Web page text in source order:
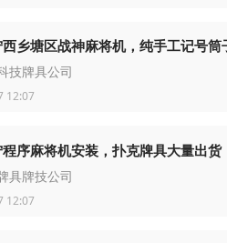
乡塘区战神麻将机，纯手工记号筒
技牌具公司
12:07
序麻将机安装，扑克牌具大量出货
具牌技公司
12:07